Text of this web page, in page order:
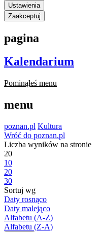
Ustawienia
Zaakceptuj
pagina
Kalendarium
Pominąłeś menu
menu
poznan.pl Kultura
Wróć do poznan.pl
Liczba wyników na stronie
20
10
20
30
Sortuj wg
Daty rosnąco
Daty malejąco
Alfabetu (A-Z)
Alfabetu (Z-A)